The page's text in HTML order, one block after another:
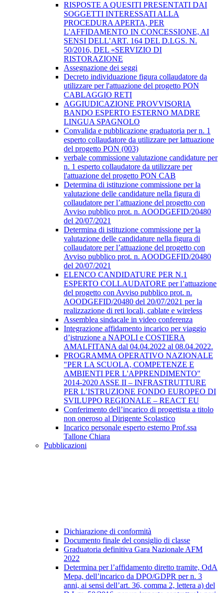
RISPOSTE A QUESITI PRESENTATI DAI
SOGGETTI INTERESSATI ALLA
PROCEDURA APERTA, PER
L'AFFIDAMENTO IN CONCESSIONE, AI
SENSI DELL’ART. 164 DEL D.LGS. N.
50/2016, DEL «SERVIZIO DI
RISTORAZIONE
Assegnazione dei seggi
Decreto individuazione figura collaudatore da
utilizzare per l'attuazione del progetto PON
CABLAGGIO RETI
AGGIUDICAZIONE PROVVISORIA
BANDO ESPERTO ESTERNO MADRE
LINGUA SPAGNOLO
Convalida e pubblicazione graduatoria per n. 1
esperto collaudatore da utilizzare per lattuazione
del progetto PON (003)
verbale commissione valutazione candidature per
n. 1 esperto collaudatore da utilizzare per
l'attuazione del progetto PON CAB
Determina di istituzione commissione per la
valutazione delle candidature nella figura di
collaudatore per l’attuazione del progetto con
Avviso pubblico prot. n. AOODGEFID/20480
del 20/07/2021
Determina di istituzione commissione per la
valutazione delle candidature nella figura di
collaudatore per l’attuazione del progetto con
Avviso pubblico prot. n. AOODGEFID/20480
del 20/07/2021
ELENCO CANDIDATURE PER N.1
ESPERTO COLLAUDATORE per l’attuazione
del progetto con Avviso pubblico prot. n.
AOODGEFID/20480 del 20/07/2021 per la
realizzazione di reti locali, cablate e wireless
Assemblea sindacale in video conferenza
Integrazione affidamento incarico per viaggio
d’istruzione a NAPOLI e COSTIERA
AMALFITANA dal 04.04.2022 al 08.04.2022.
PROGRAMMA OPERATIVO NAZIONALE
"PER LA SCUOLA, COMPETENZE E
AMBIENTI PER L'APPRENDIMENTO"
2014-2020 ASSE II – INFRASTRUTTURE
PER L’ISTRUZIONE FONDO EUROPEO DI
SVILUPPO REGIONALE – REACT EU
Conferimento dell’incarico di progettista a titolo
non oneroso al Dirigente Scolastico
Incarico personale esperto esterno Prof.ssa
Tallone Chiara
Pubblicazioni
Dichiarazione di conformità
Documento finale del consiglio di classe
Graduatoria definitiva Gara Nazionale AFM
2022
Determina per l’affidamento diretto tramite, OdA
Mepa, dell’incarico da DPO/GDPR per n. 3
anni, ai sensi dell’art. 36, comma 2, lettera a) del